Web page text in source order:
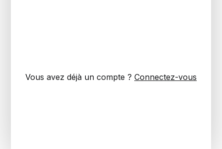
Vous avez déjà un compte ? Connectez-vous